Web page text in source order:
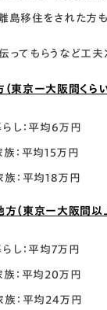
島移住をされた方も
ってもらうなど工夫
東京ー大阪間くら
し：平均6万円
：平均15万円
：平均18万円
方（東京ー大阪間以
し：平均7万円
族：平均20万円
族：平均24万円